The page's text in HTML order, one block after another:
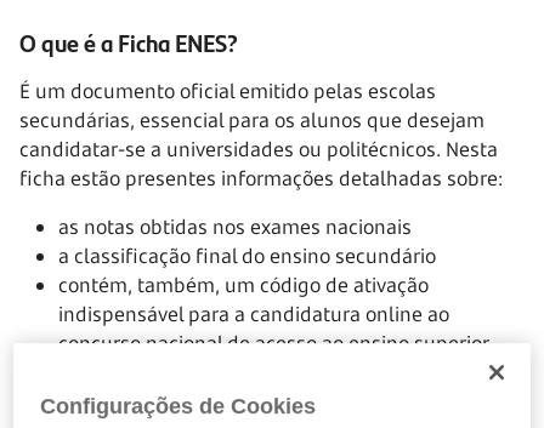
O que é a Ficha ENES?
É um documento oficial emitido pelas escolas
secundárias, essencial para os alunos que desejam
candidatar-se a universidades ou politécnicos. Nesta
ficha estão presentes informações detalhadas sobre:
as notas obtidas nos exames nacionais
a classificação final do ensino secundário
contém, também, um código de ativação
indispensável para a candidatura online ao
concurso nacional de acesso ao ensino superior.
Configurações de Cookies